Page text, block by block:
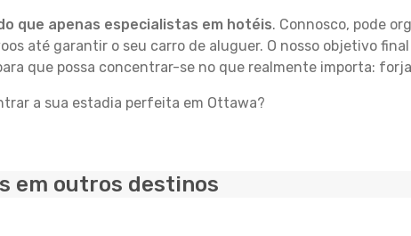
que apenas especialistas em hotéis. Connosco, pode
até garantir o seu carro de aluguer. O nosso objetivo
que possa concentrar-se no que realmente importa:
a sua estadia perfeita em Ottawa?
em outros destinos